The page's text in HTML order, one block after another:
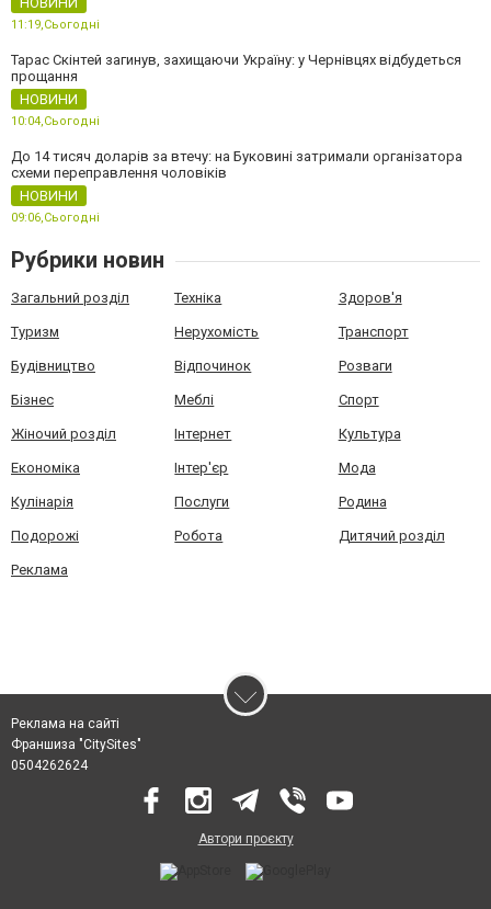
11:19, Сьогодні
Тарас Скінтей загинув, захищаючи Україну: у Чернівцях відбудеться
прощання
НОВИНИ
10:04, Сьогодні
До 14 тисяч доларів за втечу: на Буковині затримали організатора
схеми переправлення чоловіків
НОВИНИ
09:06, Сьогодні
Рубрики новин
Загальний розділ Техніка Здоров'я
Туризм Нерухомість Транспорт
Будівництво Відпочинок Розваги
Бізнес Меблі Спорт
Жіночий розділ Інтернет Культура
Економіка Інтер'єр Мода
Кулінарія Послуги Родина
Подорожі Робота Дитячий розділ
Реклама
Реклама на сайті
Франшиза "CitySites"
0504262624
Автори проєкту